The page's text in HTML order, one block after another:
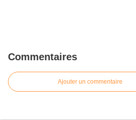
Commentaires
Ajouter un commentaire